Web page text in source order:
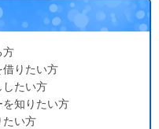
方
りたい方
たい方
知りたい方
い方